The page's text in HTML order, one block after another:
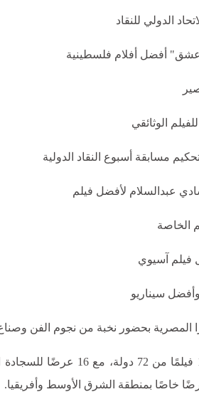
الدولي للنقاد
عشق" أفضل أفلام فلسطينية
الوثائقي
مسابقة أسبوع النقاد الدولية
عبدالسلام لأفضل فيلم
الخاصة
فيلم آسيوي
سيناريو
المصرية بحضور نخبة من نجوم الفن